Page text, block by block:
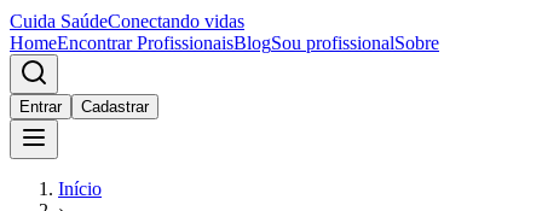
Cuida SaúdeConectando vidas
HomeEncontrar ProfissionaisBlogSou profissionalSobre
Entrar Cadastrar
Início